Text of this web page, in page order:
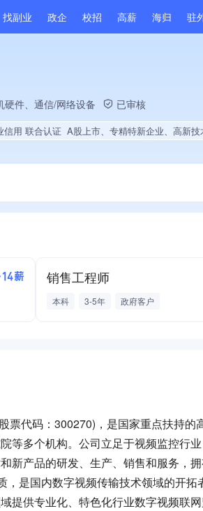
找副业 政企 校招 高薪 海归 驻
硬件、通信/网络设备 已审核
信用 联合认证 A股上市、专精特新企业、高新技术企业、央企供应商、政府供应商、上市企业供应商、战略性新兴领域创新能力、市县级政府引导基金投资、绝对控股7家公司、薪资水平全省同行前20%、A级纳税人、劳动保障诚信A级、知名品牌供应商、多产业布局
薪 销售工程师
本科 3-5年 政府客户
票代码：300270)，是国家重点扶持
等多个机构。公司立足于视频监控行
新产品的研发、生产、销售和服务，
是国内数字视频传输技术领域的开
提供专业化、特色化行业数字视频联